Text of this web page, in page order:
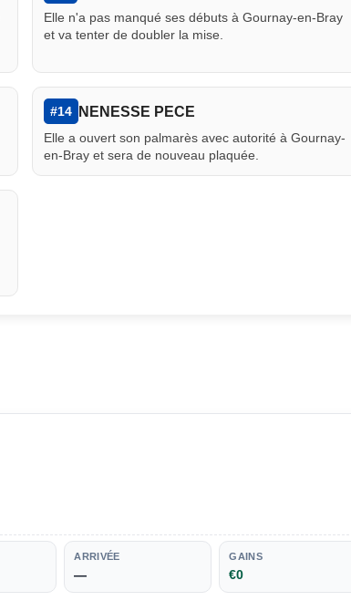
Elle n'a pas manqué ses débuts à Gournay-en-Bray
et va tenter de doubler la mise.
#14 NENESSE PECE
Elle a ouvert son palmarès avec autorité à Gournay-
en-Bray et sera de nouveau plaquée.
ARRIVÉE
—
GAINS
€0